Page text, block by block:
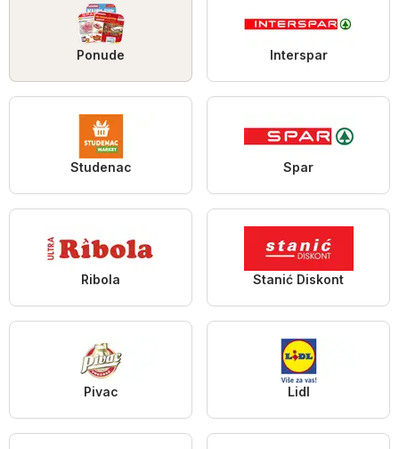
Ponude Interspar
Studenac Spar
Ribola Stanić Diskont
Pivac Lidl